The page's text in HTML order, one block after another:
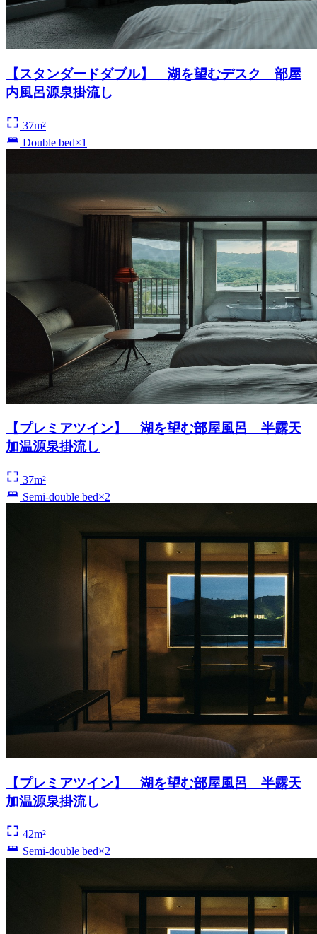
【スタンダードダブル】 湖を望むデスク 部屋
内風呂源泉掛流し
37m²
Double bed×1
【プレミアツイン】 湖を望む部屋風呂 半露天
加温源泉掛流し
37m²
Semi-double bed×2
【プレミアツイン】 湖を望む部屋風呂 半露天
加温源泉掛流し
42m²
Semi-double bed×2